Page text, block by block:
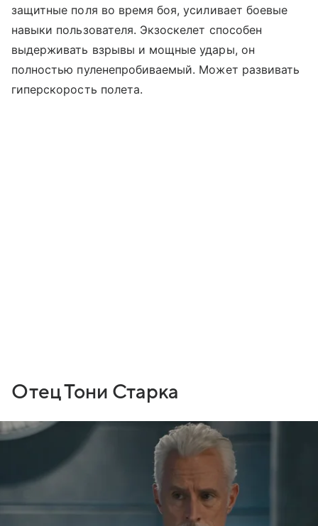
защитные поля во время боя, усиливает боевые
навыки пользователя. Экзоскелет способен
выдерживать взрывы и мощные удары, он
полностью пуленепробиваемый. Может развивать
гиперскорость полета.
Отец Тони Старка